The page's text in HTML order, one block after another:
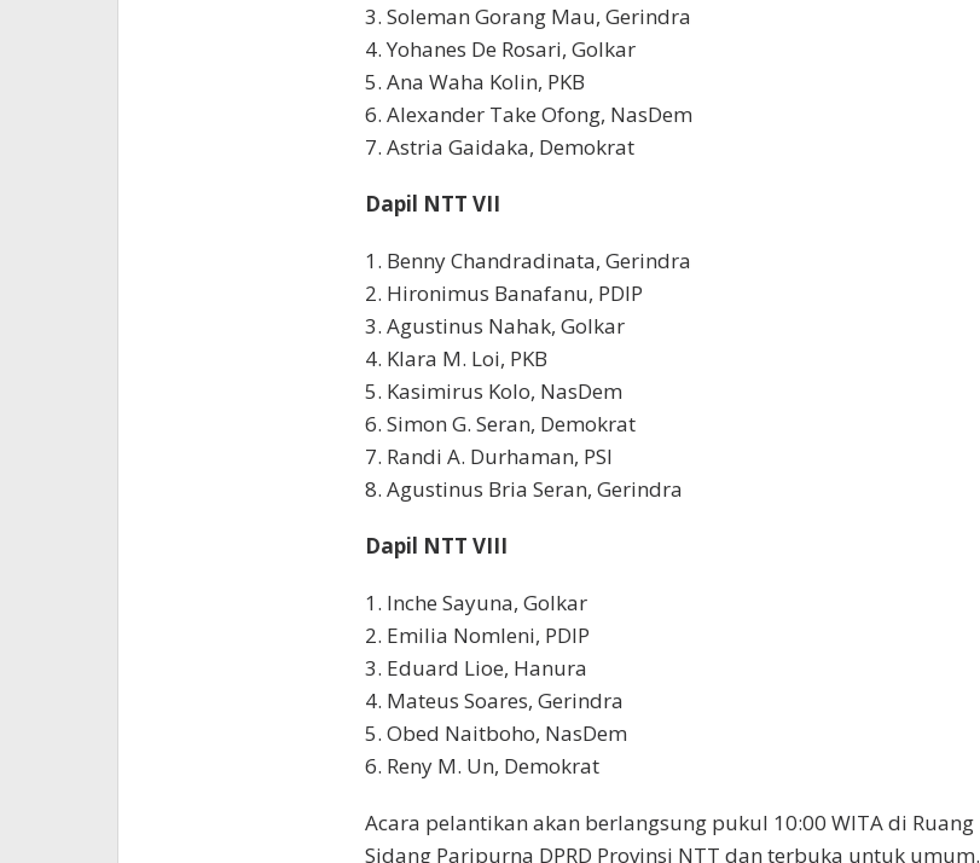
3. Soleman Gorang Mau, Gerindra
4. Yohanes De Rosari, Golkar
5. Ana Waha Kolin, PKB
6. Alexander Take Ofong, NasDem
7. Astria Gaidaka, Demokrat
Dapil NTT VII
1. Benny Chandradinata, Gerindra
2. Hironimus Banafanu, PDIP
3. Agustinus Nahak, Golkar
4. Klara M. Loi, PKB
5. Kasimirus Kolo, NasDem
6. Simon G. Seran, Demokrat
7. Randi A. Durhaman, PSI
8. Agustinus Bria Seran, Gerindra
Dapil NTT VIII
1. Inche Sayuna, Golkar
2. Emilia Nomleni, PDIP
3. Eduard Lioe, Hanura
4. Mateus Soares, Gerindra
5. Obed Naitboho, NasDem
6. Reny M. Un, Demokrat
Acara pelantikan akan berlangsung pukul 10:00 WITA di Ruang
Sidang Paripurna DPRD Provinsi NTT dan terbuka untuk umum.